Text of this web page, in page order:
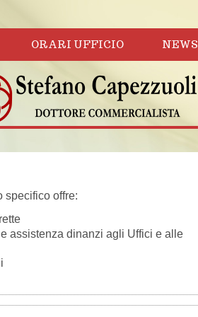
ORARI UFFICIO NEWS
specifico offre:
assistenza dinanzi agli Uffici e alle